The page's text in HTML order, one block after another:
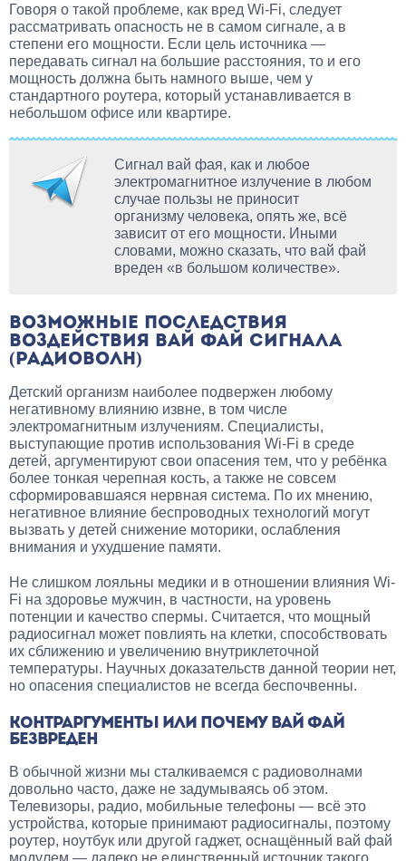
Говоря о такой проблеме, как вред Wi-Fi, следует
рассматривать опасность не в самом сигнале, а в
степени его мощности. Если цель источника —
передавать сигнал на большие расстояния, то и его
мощность должна быть намного выше, чем у
стандартного роутера, который устанавливается в
небольшом офисе или квартире.
Сигнал вай фая, как и любое
электромагнитное излучение в любом
случае пользы не приносит
организму человека, опять же, всё
зависит от его мощности. Иными
словами, можно сказать, что вай фай
вреден «в большом количестве».
ВОЗМОЖНЫЕ ПОСЛЕДСТВИЯ
ВОЗДЕЙСТВИЯ ВАЙ ФАЙ СИГНАЛА
(РАДИОВОЛН)
Детский организм наиболее подвержен любому
негативному влиянию извне, в том числе
электромагнитным излучениям. Специалисты,
выступающие против использования Wi-Fi в среде
детей, аргументируют свои опасения тем, что у ребёнка
более тонкая черепная кость, а также не совсем
сформировавшаяся нервная система. По их мнению,
негативное влияние беспроводных технологий могут
вызвать у детей снижение моторики, ослабления
внимания и ухудшение памяти.
Не слишком лояльны медики и в отношении влияния Wi-
Fi на здоровье мужчин, в частности, на уровень
потенции и качество спермы. Считается, что мощный
радиосигнал может повлиять на клетки, способствовать
их сближению и увеличению внутриклеточной
температуры. Научных доказательств данной теории нет,
но опасения специалистов не всегда беспочвенны.
КОНТРАРГУМЕНТЫ ИЛИ ПОЧЕМУ ВАЙ ФАЙ
БЕЗВРЕДЕН
В обычной жизни мы сталкиваемся с радиоволнами
довольно часто, даже не задумываясь об этом.
Телевизоры, радио, мобильные телефоны — всё это
устройства, которые принимают радиосигналы, поэтому
роутер, ноутбук или другой гаджет, оснащённый вай фай